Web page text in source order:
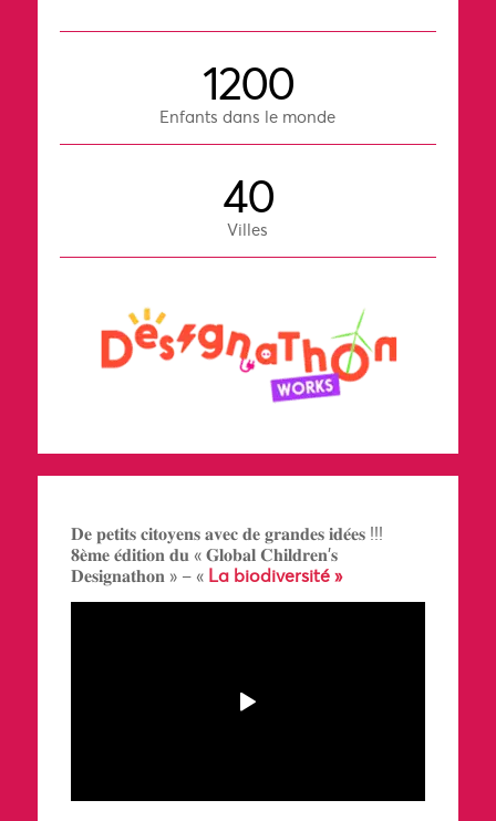
1200
Enfants dans le monde
40
Villes
𝐃𝐞 𝐩𝐞𝐭𝐢𝐭𝐬 𝐜𝐢𝐭𝐨𝐲𝐞𝐧𝐬 𝐚𝐯𝐞𝐜 𝐝𝐞 𝐠𝐫𝐚𝐧𝐝𝐞𝐬 𝐢𝐝𝐞́𝐞𝐬 !!!
𝟖𝐞̀𝐦𝐞 𝐞́𝐝𝐢𝐭𝐢𝐨𝐧 𝐝𝐮 « 𝐆𝐥𝐨𝐛𝐚𝐥 𝐂𝐡𝐢𝐥𝐝𝐫𝐞𝐧’𝐬
𝐃𝐞𝐬𝐢𝐠𝐧𝐚𝐭𝐡𝐨𝐧 » – « La biodiversité »